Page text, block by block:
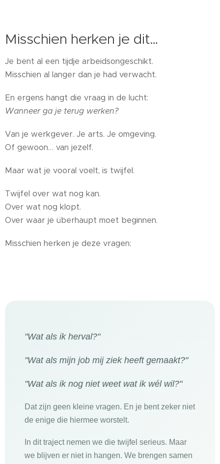
Misschien herken je dit…
Je bent al een tijdje arbeidsongeschikt.
Misschien al langer dan je had verwacht.
En ergens hangt die vraag in de lucht:
Wanneer ga je terug werken?
Van je werkgever. Je arts. Je omgeving.
Of gewoon… van jezelf.
Maar wat je vooral voelt, is twijfel.
Twijfel over wat nog kan.
Over wat nog klopt.
Over waar je überhaupt moet beginnen.
Misschien herken je deze vragen:
"Wat als ik herval?"
"Wat als mijn job mij ziek heeft gemaakt?"
"Wat als ik nog niet weet wat ik wél wil?"
Dat zijn geen kleine vragen. En je bent zeker niet
de enige die hiermee worstelt.
In dit traject nemen we die twijfel serieus. Maar
we blijven er niet in hangen. We brengen samen